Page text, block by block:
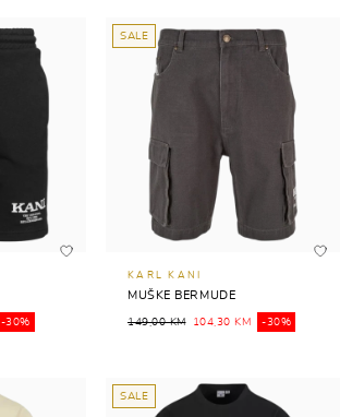
-30%
SALE
KARL KANI
MUŠKE BERMUDE
149,00 KM 104,30 KM -30%
SALE